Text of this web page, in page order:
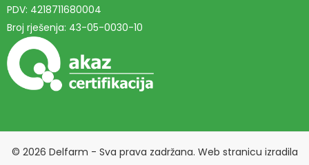
PDV: 4218711680004
Broj rješenja: 43-05-0030-10
© 2026 Delfarm - Sva prava zadržana. Web stranicu izradila